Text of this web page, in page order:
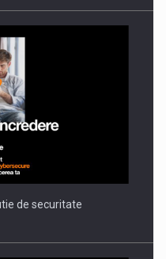
de securitate